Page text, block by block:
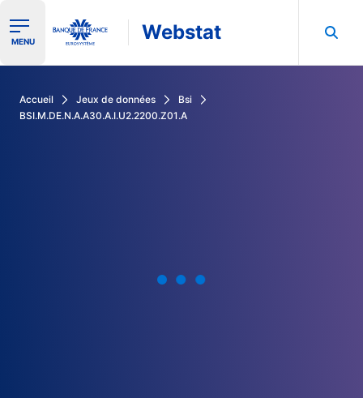
Ouvrir le menu de navigation
MENU Webstat
Accueil Jeux de données
Bsi
BSI.M.DE.N.A.A30.A.I.U2.2200.Z01.A